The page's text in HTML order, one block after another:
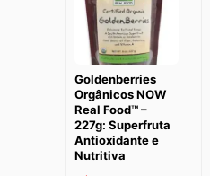
Goldenberries
Orgânicos NOW
Real Food™ –
227g: Superfruta
Antioxidante e
Nutritiva